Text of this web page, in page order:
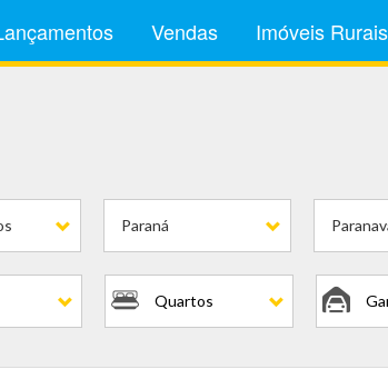
Vendas Imóveis Rurais
Paraná
Quartos